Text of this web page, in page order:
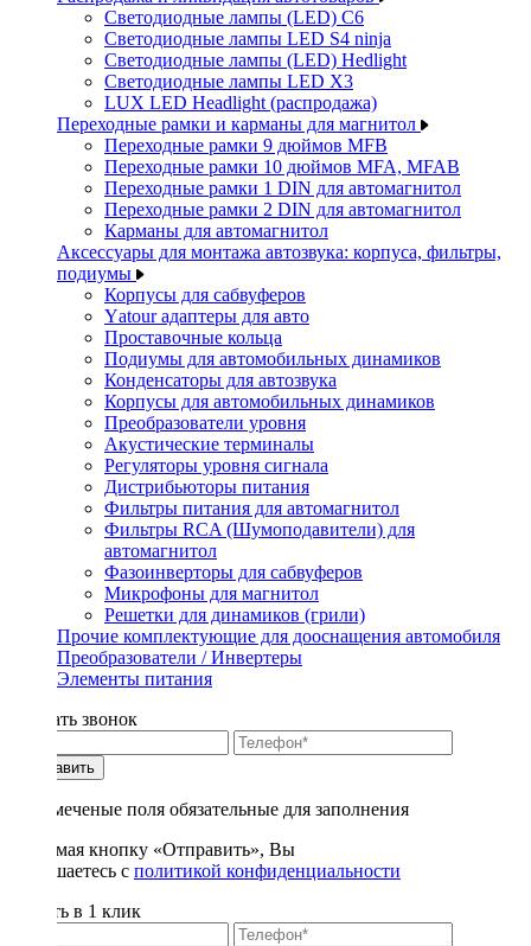
Светодиодные лампы (LED) C6
Светодиодные лампы LED S4 ninja
Светодиодные лампы (LED) Hedlight
Светодиодные лампы LED X3
LUX LED Headlight (распродажа)
Переходные рамки и карманы для магнитол
Переходные рамки 9 дюймов MFB
Переходные рамки 10 дюймов MFA, MFAB
Переходные рамки 1 DIN для автомагнитол
Переходные рамки 2 DIN для автомагнитол
Карманы для автомагнитол
Аксессуары для монтажа автозвука: корпуса, фильтры,
подиумы
Корпусы для сабвуферов
Yаtour адаптеры для авто
Проставочные кольца
Подиумы для автомобильных динамиков
Конденсаторы для автозвука
Корпусы для автомобильных динамиков
Преобразователи уровня
Акустические терминалы
Регуляторы уровня сигнала
Дистрибьюторы питания
Фильтры питания для автомагнитол
Фильтры RCA (Шумоподавители) для
автомагнитол
Фазоинверторы для сабвуферов
Микрофоны для магнитол
Решетки для динамиков (грили)
Прочие комплектующие для дооснащения автомобиля
Преобразователи / Инвертеры
Элементы питания
Заказать звонок
Отправить
* - отмеченые поля обязательные для заполнения
Нажимая кнопку «Отправить», Вы
соглашаетесь с политикой конфиденциальности
Купить в 1 клик